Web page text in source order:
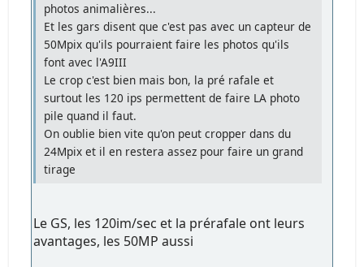
photos animalières...
Et les gars disent que c'est pas avec un capteur de
50Mpix qu'ils pourraient faire les photos qu'ils
font avec l'A9III
Le crop c'est bien mais bon, la pré rafale et
surtout les 120 ips permettent de faire LA photo
pile quand il faut.
On oublie bien vite qu'on peut cropper dans du
24Mpix et il en restera assez pour faire un grand
tirage
Le GS, les 120im/sec et la prérafale ont leurs
avantages, les 50MP aussi